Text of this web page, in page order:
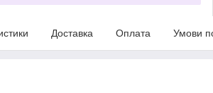
Доставка Оплата Умови